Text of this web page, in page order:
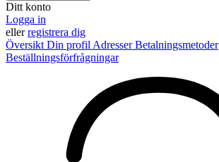
Ditt konto
Logga in
ellerregistrera dig
Översikt Din profil AdresserBetalningsmetoder
Beställningsförfrågningar